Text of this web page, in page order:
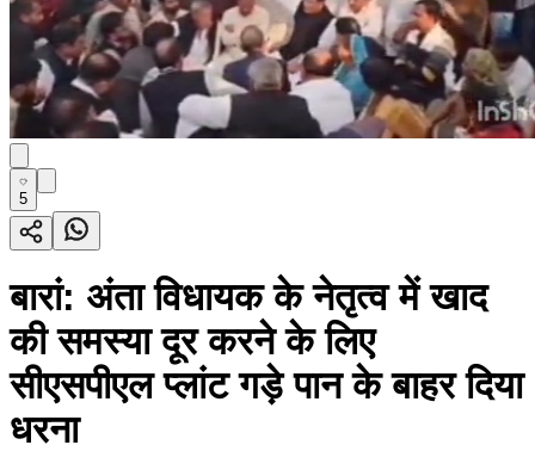
5
बारां: अंता विधायक के नेतृत्व में खाद
की समस्या दूर करने के लिए
सीएसपीएल प्लांट गड़े पान के बाहर दिया
धरना